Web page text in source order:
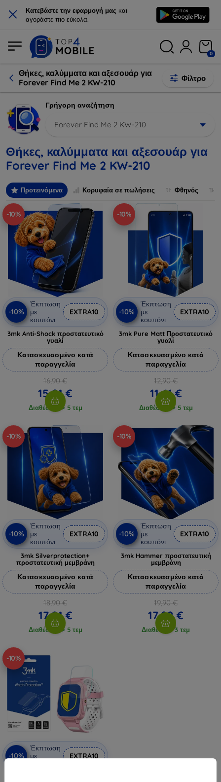
× Κατεβάστε την εφαρμογή μας και
αγοράστε πιο εύκολα.
0
Θήκες, καλύμματα και αξεσουάρ για
Forever Find Me 2 KW-210
Φίλτρο
Γρήγορη αναζήτηση
Forever Find Me 2 KW-210
Θήκες, καλύμματα και αξεσουάρ για
Forever Find Me 2 KW-210
Προτεινόμενα Κορυφαία σε πωλήσεις Φθηνός
-10%
-10%
Έκπτωση
με
κουπόνι
EXTRA10
3mk Anti-Shock προστατευτικό
γυαλί
Κατασκευασμένο κατά
παραγγελία
16,90 €
15,21 €
Διαθέσιμο > 5 τεμ
-10%
-10%
Έκπτωση
με
κουπόνι
EXTRA10
3mk Pure Matt Προστατευτικό
γυαλί
Κατασκευασμένο κατά
παραγγελία
12,90 €
11,61 €
Διαθέσιμο > 5 τεμ
-10%
-10%
Έκπτωση
με
κουπόνι
EXTRA10
3mk Silverprotection+
προστατευτική μεμβράνη
Κατασκευασμένο κατά
παραγγελία
18,90 €
17,01 €
Διαθέσιμο > 5 τεμ
-10%
-10%
Έκπτωση
με
κουπόνι
EXTRA10
3mk Hammer προστατευτική
μεμβράνη
Κατασκευασμένο κατά
παραγγελία
19,90 €
17,92 €
Διαθέσιμο 3 τεμ
-10%
-10%
Έκπτωση
με
EXTRA10